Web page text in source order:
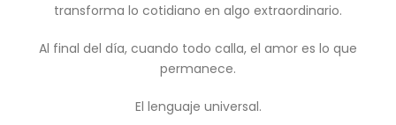
transforma lo cotidiano en algo extraordinario.
Al final del día, cuando todo calla, el amor es lo que
permanece.
El lenguaje universal.